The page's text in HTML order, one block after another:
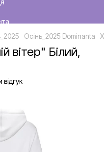
Осінь_2025 Dominanta
вітер" Білий,